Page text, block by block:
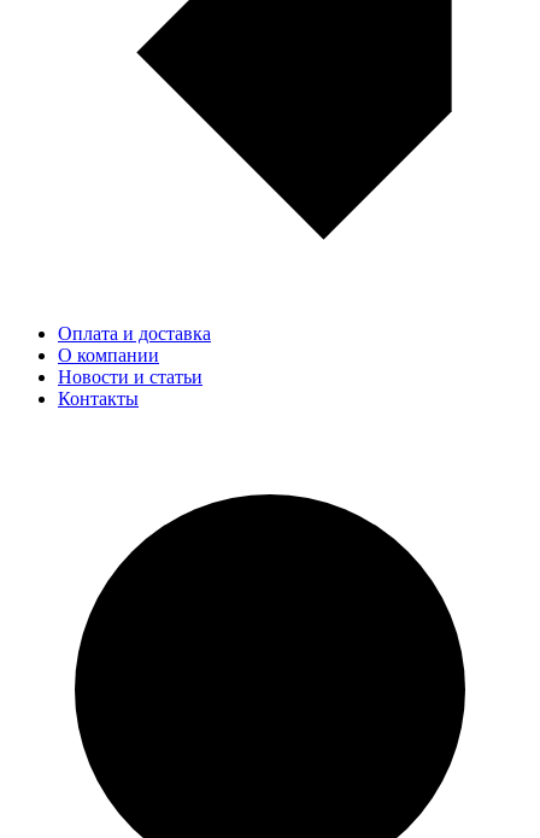
Оплата и доставка
О компании
Новости и статьи
Контакты